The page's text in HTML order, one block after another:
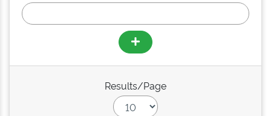
Results/Page